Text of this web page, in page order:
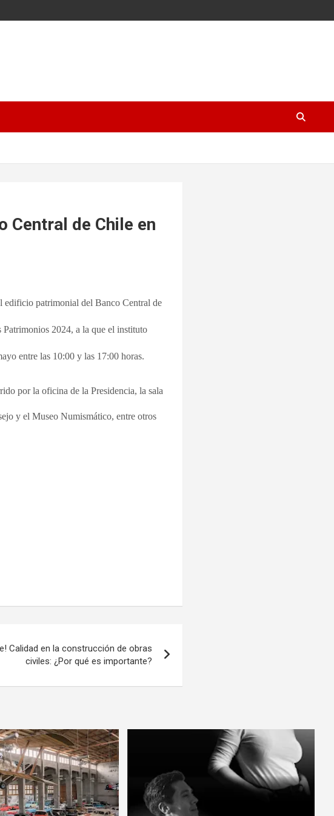
Central de Chile en
edificio patrimonial del Banco Central de
2024, a la que el instituto
entre las 10:00 y las 17:00 horas.
por la oficina de la Presidencia, la sala
y el Museo Numismático, entre otros
Calidad en la construcción de obras
civiles: ¿Por qué es importante?